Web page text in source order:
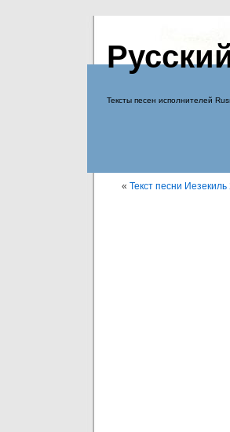
Тексты песен исполнителей
« Текст песни